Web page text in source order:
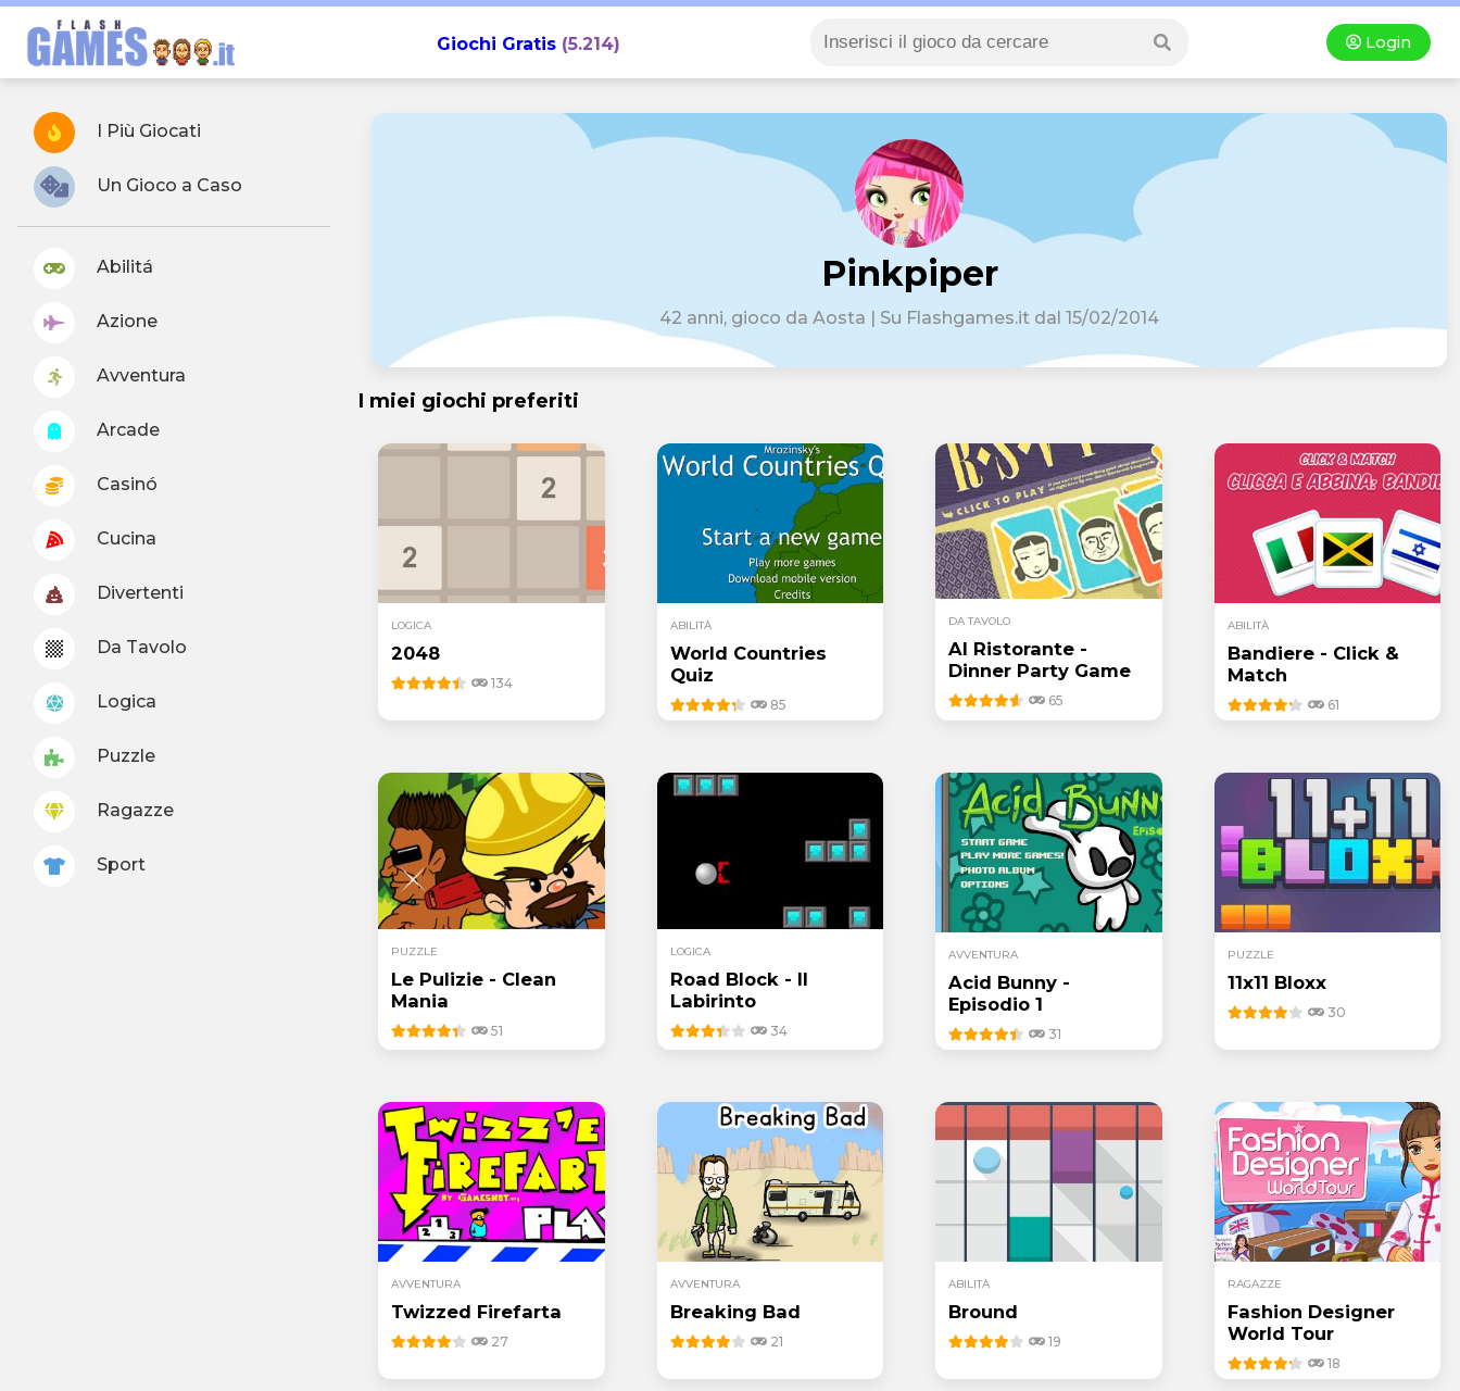
Giochi Gratis(5.214) Login
I Più Giocati
Un Gioco a Caso
Abilitá
Azione
Avventura
Arcade
Casinó
Cucina
Divertenti
Da Tavolo
Logica
Puzzle
Ragazze
Sport
Pinkpiper
42 anni, gioco da Aosta | Su Flashgames.it dal 15/02/2014
I miei giochi preferiti
LOGICA
2048
134
ABILITÀ
World Countries
Quiz
85
DA TAVOLO
Al Ristorante -
Dinner Party Game
65
ABILITÀ
Bandiere - Click &
Match
61
PUZZLE
Le Pulizie - Clean
Mania
51
LOGICA
Road Block - Il
Labirinto
34
AVVENTURA
Acid Bunny -
Episodio 1
31
PUZZLE
11x11 Bloxx
30
AVVENTURA
Twizzed Firefarta
27
AVVENTURA
Breaking Bad
21
ABILITÀ
Bround
19
RAGAZZE
Fashion Designer
World Tour
18